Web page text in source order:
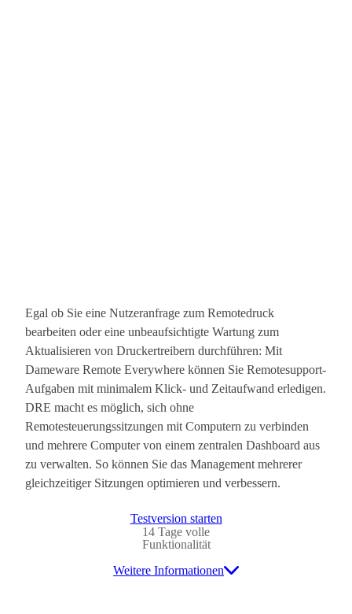
Egal ob Sie eine Nutzeranfrage zum Remotedruck
bearbeiten oder eine unbeaufsichtigte Wartung zum
Aktualisieren von Druckertreibern durchführen: Mit
Dameware Remote Everywhere können Sie Remotesupport-
Aufgaben mit minimalem Klick- und Zeitaufwand erledigen.
DRE macht es möglich, sich ohne
Remotesteuerungssitzungen mit Computern zu verbinden
und mehrere Computer von einem zentralen Dashboard aus
zu verwalten. So können Sie das Management mehrerer
gleichzeitiger Sitzungen optimieren und verbessern.
Testversion starten
14 Tage volle
Funktionalität
Weitere Informationen